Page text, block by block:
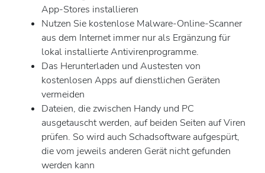
App-Stores installieren
Nutzen Sie kostenlose Malware-Online-Scanner
aus dem Internet immer nur als Ergänzung für
lokal installierte Antivirenprogramme.
Das Herunterladen und Austesten von
kostenlosen Apps auf dienstlichen Geräten
vermeiden
Dateien, die zwischen Handy und PC
ausgetauscht werden, auf beiden Seiten auf Viren
prüfen. So wird auch Schadsoftware aufgespürt,
die vom jeweils anderen Gerät nicht gefunden
werden kann